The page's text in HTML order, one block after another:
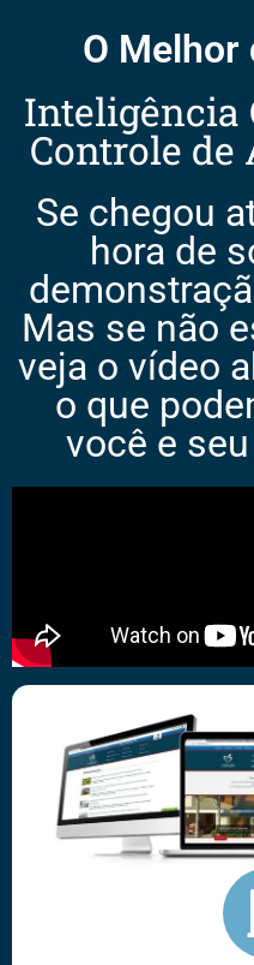
O Melhor
Inteligência
Controle de
Se chegou
hora de
Mas se não
veja o vídeo
o que
você e